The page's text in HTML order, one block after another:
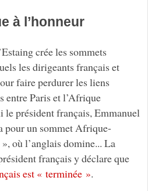
à l’honneur
crée les sommets
les dirigeants français et
faire perdurer les liens
entre Paris et l’Afrique
le président français, Emmanuel
pour un sommet Afrique-
où l’anglais domine... La
français y déclare que
est « terminée ».